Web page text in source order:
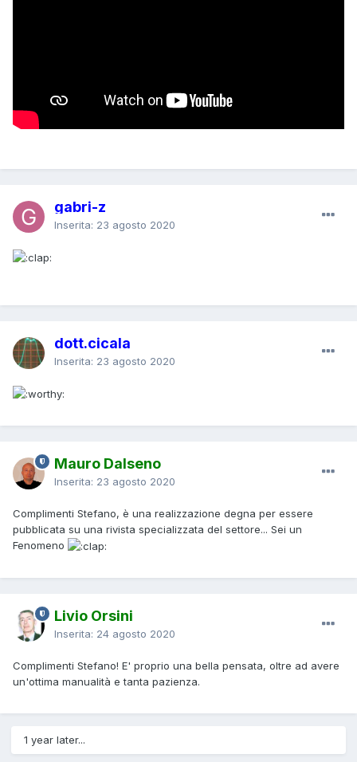
gabri-z
Inserita: 23 agosto 2020
dott.cicala
Inserita: 23 agosto 2020
Mauro Dalseno
Inserita: 23 agosto 2020
Complimenti Stefano, è una realizzazione degna per essere
pubblicata su una rivista specializzata del settore... Sei un
Fenomeno
Livio Orsini
Inserita: 24 agosto 2020
Complimenti Stefano! E' proprio una bella pensata, oltre ad avere
un'ottima manualità e tanta pazienza.
1 year later...